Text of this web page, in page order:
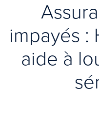
impayés :
aide à